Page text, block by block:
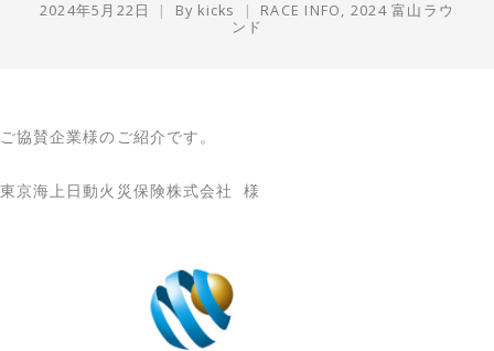
2024年5月22日 By kicks RACE INFO, 2024 富山ラウ
ンド
ご協賛企業様のご紹介です。
東京海上日動火災保険株式会社 様